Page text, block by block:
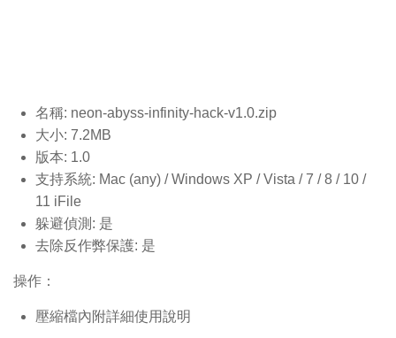
名稱: neon-abyss-infinity-hack-v1.0.zip
大小: 7.2MB
版本: 1.0
支持系統: Mac (any) / Windows XP / Vista / 7 / 8 / 10 /
11 iFile
躲避偵測: 是
去除反作弊保護: 是
操作：
壓縮檔內附詳細使用說明